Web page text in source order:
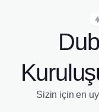
Sizin için en